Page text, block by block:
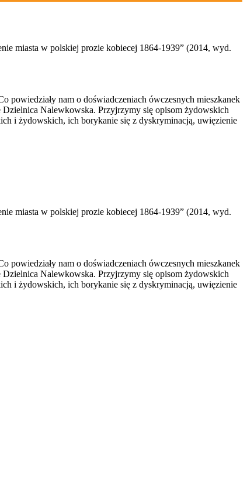
miasta w polskiej prozie kobiecej 1864-1939” (2014, wyd.
powiedziały nam o doświadczeniach ówczesnych mieszkanek
Nalewkowska. Przyjrzymy się opisom żydowskich
i żydowskich, ich borykanie się z dyskryminacją, uwięzienie
miasta w polskiej prozie kobiecej 1864-1939” (2014, wyd.
powiedziały nam o doświadczeniach ówczesnych mieszkanek
Nalewkowska. Przyjrzymy się opisom żydowskich
i żydowskich, ich borykanie się z dyskryminacją, uwięzienie